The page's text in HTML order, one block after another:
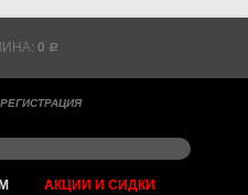
0 Р
РЕГИСТРАЦИЯ
АКЦИИ И СИДКИ
Ваш город -
МУЖСКОЙ ОДЕЖДЫ